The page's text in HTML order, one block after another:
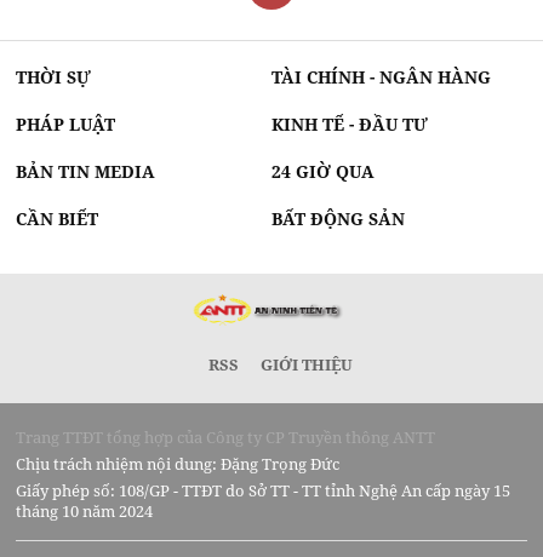
THỜI SỰ TÀI CHÍNH - NGÂN HÀNG
PHÁP LUẬT KINH TẾ - ĐẦU TƯ
BẢN TIN MEDIA 24 GIỜ QUA
CẦN BIẾT BẤT ĐỘNG SẢN
RSS GIỚI THIỆU
Trang TTĐT tổng hợp của Công ty CP Truyền thông ANTT
Chịu trách nhiệm nội dung: Đặng Trọng Đức
Giấy phép số: 108/GP - TTĐT do Sở TT - TT tỉnh Nghệ An cấp ngày 15
tháng 10 năm 2024